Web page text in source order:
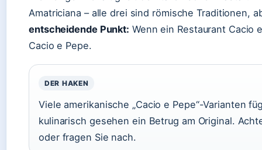
Amatriciana – alle drei sind römische Traditionen,
entscheidende Punkt: Wenn ein Restaurant Cacio
Cacio e Pepe.
DER HAKEN
Viele amerikanische „Cacio e Pepe“-Varianten
kulinarisch gesehen ein Betrug am Original.
oder fragen Sie nach.